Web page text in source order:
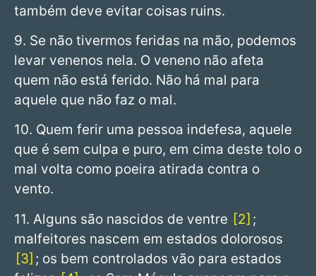
também deve evitar coisas ruins.
9. Se não tivermos feridas na mão, podemos
levar venenos nela. O veneno não afeta
quem não está ferido. Não há mal para
aquele que não faz o mal.
10. Quem ferir uma pessoa indefesa, aquele
que é sem culpa e puro, em cima deste tolo o
mal volta como poeira atirada contra o
vento.
11. Alguns são nascidos de ventre
2 ;
malfeitores nascem em estados dolorosos
3 ; os bem controlados vão para estados